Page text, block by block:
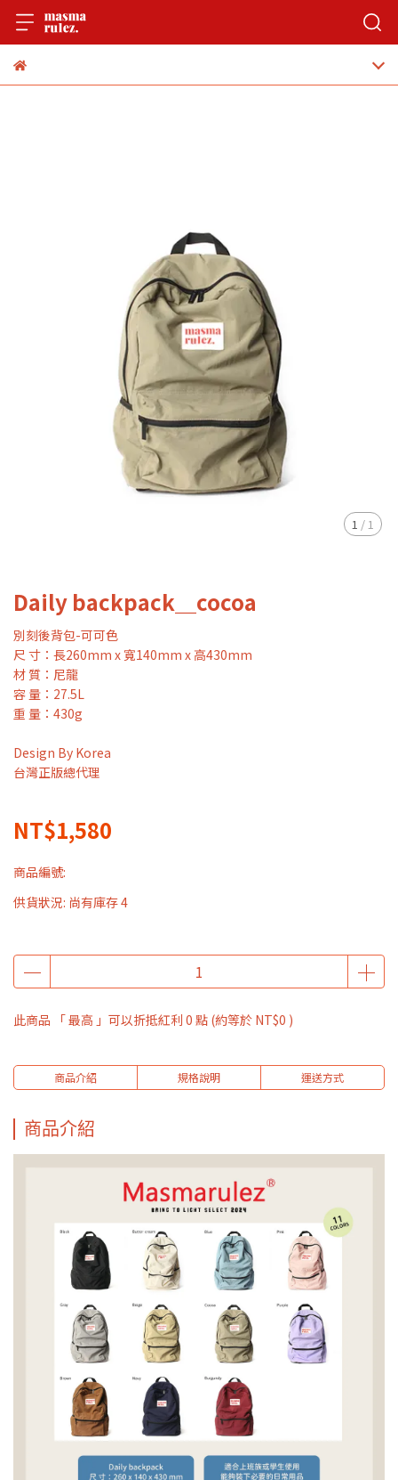
1 / 1
Daily backpack＿cocoa
別刻後背包-可可色
尺 寸：長260mm x 寬140mm x 高430mm
材 質：尼龍
容 量：27.5L
重 量：430g
Design By Korea
台灣正版總代理
NT$1,580
商品編號:
供貨狀況: 尚有庫存 4
此商品 「 最高 」可以折抵紅利 0 點 (約等於 NT$0 )
商品介紹 規格說明 運送方式
商品介紹